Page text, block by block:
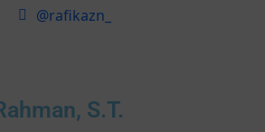
@rafikazn_
S.T.